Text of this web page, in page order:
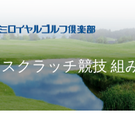
スクラッチ競技 組